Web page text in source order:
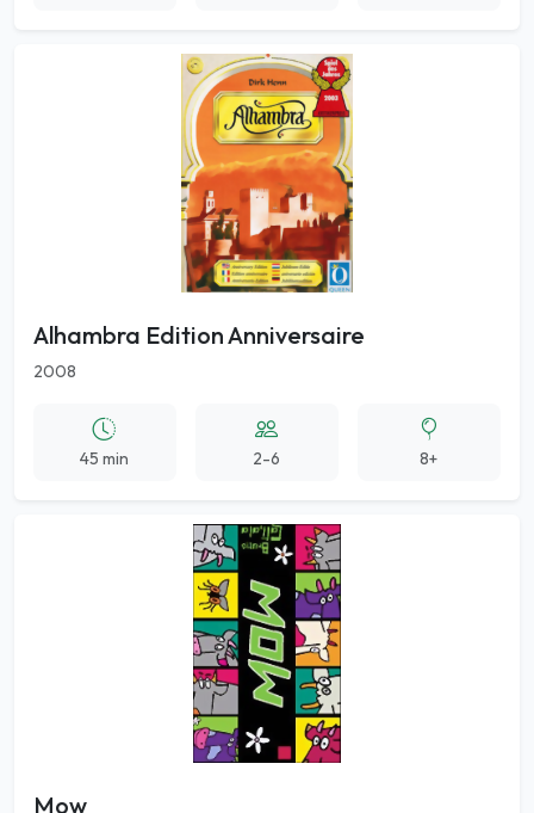
Alhambra Edition Anniversaire
2008
45 min 2-6 8+
Mow